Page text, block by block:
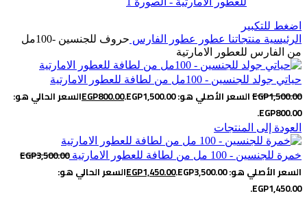
اضغط للتكبير
الرئيسية منتجاتنا عطور عطور الفارس
حروف للجنسين -100مل
من الفارس للعطور الامارتية
حياتي جولد للجنسين - 100مل من لطافة للعطور الامارتية
EGP1,500.00 السعر الأصلي هو: EGP1,500.00. EGP800.00
السعر الحالي هو:
EGP800.00.
العودة إلى المنتجات
خمرة للجنسين - 100 مل من لطافة للعطور الامارتية EGP3,500.00
السعر الأصلي هو: EGP3,500.00.
EGP1,450.00
السعر الحالي هو:
EGP1,450.00.